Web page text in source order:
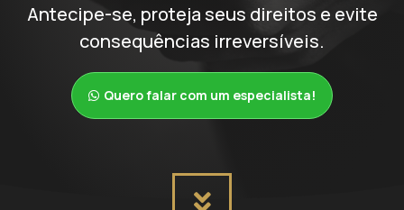
Antecipe-se, proteja seus direitos e evite
consequências irreversíveis.
Quero falar com um especialista!